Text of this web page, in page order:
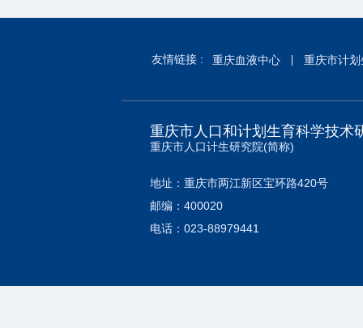
友情链接 : 重庆血液中心 重庆市计
重庆市人口和计划生育科学技术
重庆市人口计生研究院(简称)
地址：重庆市两江新区宝环路420号
邮编：400020
电话：023-88979441